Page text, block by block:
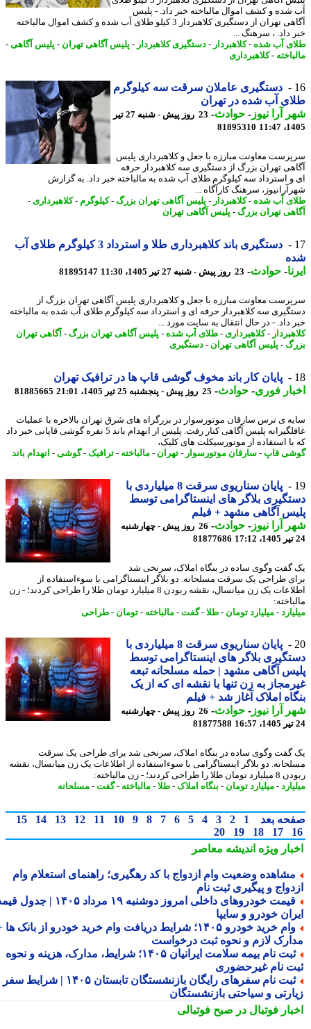
و کشف اموال مالباخته خبر داد. - پلیس
آگاهی تهران از دستگیری کلاهبردار 3 کیلو طلای آب شده و کشف اموال مالباخته
داد. ، سرهنگ ...
آب شده-کلاهبردار-دستگیری کلاهبردار-پلیس آگاهی تهران- پلیس آگاهی-
-کلاهبرداری
دستگیری عاملان سرقت سه کیلوگرم
آب شده در تهران
آرا نیوز-حوادث -
23 روز پیش - شنبه 27 تیر
81895310
معاونت مبارزه با جعل و کلاهبرداری پلیس
تهران بزرگ از دستگیری سه کلاهبردار حرفه
استرداد سه کیلوگرم طلای آب شده به مالباخته خبر داد. به گزارش
سرهنگ کارآگاه ...
آب شده-کلاهبردار-پلیس آگاهی تهران بزرگ- کیلوگرم-کلاهبرداری-
تهران بزرگ- پلیس آگاهی تهران
دستگیری باند کلاهبرداری طلا و استرداد 3 کیلوگرم طلای آب
-حوادث -23 روز پیش - شنبه 27 تیر 1405، 11:30 81895147
معاونت مبارزه با جعل و کلاهبرداری پلیس آگاهی تهران بزرگ از
سه کلاهبردار حرفه ای و استرداد سه کیلوگرم طلای آب شده به مالباخته
داد. - در ﺣﺎل اﻧﺘﻘﺎل ﺑﻪ ﺳﺎﯾﺖ ﻣﻮرد ...
-کلاهبرداری- طلای آب شده-پلیس آگاهی تهران بزرگ- آگاهی تهران
- پلیس آگاهی تهران- دستگیری
پایان کار باند مخوف گوشی قاپ ها در ترافیک تهران
فوری- حوادث -25 روز پیش - پنجشنبه 25 تیر 1405، 21:01 81885665
ی ترس سارقان موتورسوار در بزرگراه های شرق تهران بالاخره با عملیات
غافلگیرانه پلیس آگاهی کنار رفت. پلیس از انهدام باند 5 نفره گوشی قاپانی خبر داد
استفاده از موتورسیکلت های کلیک،
قاپ -سارقان موتورسوار-تهران- مالباخته-ترافیک -گوشی-انهدام باند
پایان سناریوی سرقت 8 میلیاردی با
بلاگر های اینستاگرامی توسط
آگاهی مشهد + فیلم
آرا نیوز-حوادث -
26 روز پیش - چهارشنبه
81877686
وگوی ساده در بنگاه املاک، سرنخی شد
طراحی یک سرقت مسلحانه. دو بلاگر اینستاگرامی با سوءاستفاده از
اطلاعات یک زن میانسال، نقشه ربودن 8 میلیارد تومان طلا را طراحی کردند؛ - زن
-میلیارد تومان-طلا-گفت-مالباخته-تومان-طراحی
پایان سناریوی سرقت 8 میلیاردی با
بلاگر های اینستاگرامی توسط
آگاهی مشهد | حمله مسلحانه تبعه
به زن تنها با نقشه ای که از یک
املاک آغاز شد + فیلم
آرا نیوز-حوادث -
26 روز پیش - چهارشنبه
81877588
وگوی ساده در بنگاه املاک، سرنخی شد برای طراحی یک سرقت
دو بلاگر اینستاگرامی با سوءاستفاده از اطلاعات یک زن میانسال، نقشه
طراحی کردند؛ - زن مالباخته:
-میلیارد تومان-بنگاه املاک-طلا-مالباخته-گفت-مسلحانه
بعد 1
2
3
4
5
6
7
8
9
10
11
12
13
14
15
17
18
19
20
ویژهاندیشه معاصر
وضعیت وام ازدواج با کد رهگیری؛ راهنمای استعلام وام
و پیگیری ثبت نام
قیمت خودروهای داخلی امروز دوشنبه ۱۹ مرداد ۱۴۰۵ | جدول قیمت
خودرو و سایپا
وام خرید خودرو ۱۴۰۵؛ شرایط دریافت وام خرید خودرو از بانک ها +
لازم و نحوه ثبت درخواست
ثبت نام بیمه سلامت ایرانیان ۱۴۰۵؛ شرایط، مدارک، هزینه و نحوه
نام غیرحضوری
ثبت نام سفرهای رایگان بازنشستگان تابستان ۱۴۰۵ | شرایط سفر
و سیاحتی بازنشستگان
فوتبال در صبح فوتبالی